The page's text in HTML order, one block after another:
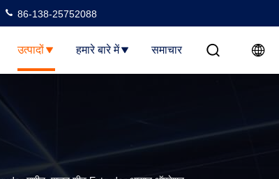
86-138-25752088
उत्पादों हमारे बारे में समाचार